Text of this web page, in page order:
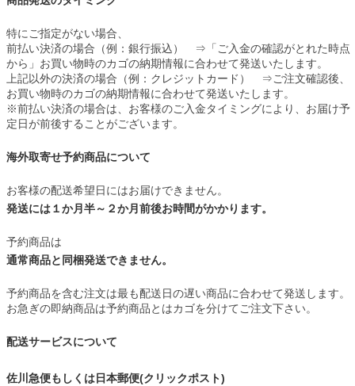
特にご指定がない場合、
前払い決済の場合（例：銀行振込） ⇒「ご入金の確認がとれた時点
から」お買い物時のカゴの納期情報に合わせて発送いたします。
上記以外の決済の場合（例：クレジットカード） ⇒ご注文確認後、
お買い物時のカゴの納期情報に合わせて発送いたします。
※前払い決済の場合は、お客様のご入金タイミングにより、お届け予
定日が前後することがございます。
海外取寄せ予約商品について
お客様の配送希望日にはお届けできません。
発送には１か月半～２か月前後お時間がかかります。
予約商品は
通常商品と同梱発送できません。
予約商品を含む注文は最も配送日の遅い商品に合わせて発送します。
お急ぎの即納商品は予約商品とはカゴを分けてご注文下さい。
配送サービスについて
佐川急便もしくは日本郵便(クリックポスト)